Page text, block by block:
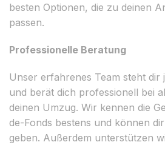
besten Optionen, die zu deinen
passen.
Professionelle Beratung
Unser erfahrenes Team steht dir
und berät dich professionell bei
deinen Umzug. Wir kennen die
de-Fonds bestens und können
geben. Außerdem unterstützen